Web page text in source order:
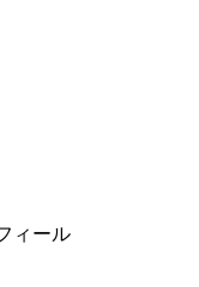
ィール